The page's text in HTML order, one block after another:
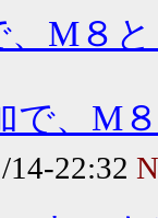
、M８
で、M
14-22:32